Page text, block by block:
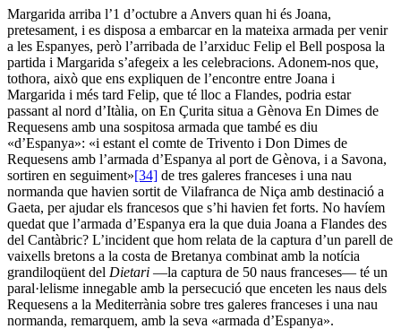
Margarida arriba l’1 d’octubre a Anvers quan hi és Joana,
pretesament, i es disposa a embarcar en la mateixa armada per venir
a les Espanyes, però l’arribada de l’arxiduc Felip el Bell posposa la
partida i Margarida s’afegeix a les celebracions. Adonem-nos que,
tothora, això que ens expliquen de l’encontre entre Joana i
Margarida i més tard Felip, que té lloc a Flandes, podria estar
passant al nord d’Itàlia, on En Çurita situa a Gènova En Dimes de
Requesens amb una sospitosa armada que també es diu
«d’Espanya»: «i estant el comte de Trivento i Don Dimes de
Requesens amb l’armada d’Espanya al port de Gènova, i a Savona,
sortiren en seguiment»[34] de tres galeres franceses i una nau
normanda que havien sortit de Vilafranca de Niça amb destinació a
Gaeta, per ajudar els francesos que s’hi havien fet forts. No havíem
quedat que l’armada d’Espanya era la que duia Joana a Flandes des
del Cantàbric? L’incident que hom relata de la captura d’un parell de
vaixells bretons a la costa de Bretanya combinat amb la notícia
grandiloqüent del Dietari —la captura de 50 naus franceses— té un
paral·lelisme innegable amb la persecució que enceten les naus dels
Requesens a la Mediterrània sobre tres galeres franceses i una nau
normanda, remarquem, amb la seva «armada d’Espanya».